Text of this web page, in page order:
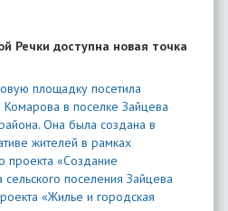
Речки доступна новая точка
площадку посетила
в поселке Зайцева
Она была создана в
жителей в рамках
проекта «Создание
поселения Зайцева
«Жилье и городская